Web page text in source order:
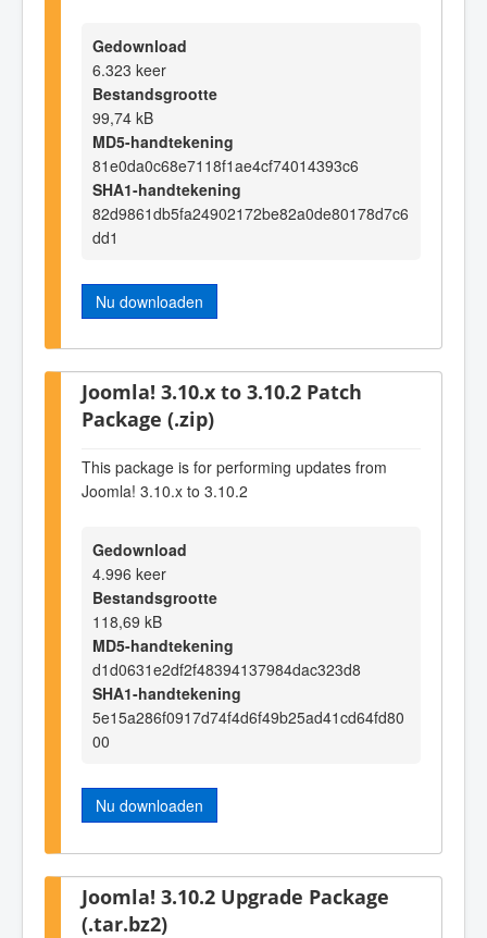
Gedownload
6.323 keer
Bestandsgrootte
99,74 kB
MD5-handtekening
81e0da0c68e7118f1ae4cf74014393c6
SHA1-handtekening
82d9861db5fa24902172be82a0de80178d7c6
dd1
Nu downloaden
Joomla! 3.10.x to 3.10.2 Patch
Package (.zip)
This package is for performing updates from
Joomla! 3.10.x to 3.10.2
Gedownload
4.996 keer
Bestandsgrootte
118,69 kB
MD5-handtekening
d1d0631e2df2f48394137984dac323d8
SHA1-handtekening
5e15a286f0917d74f4d6f49b25ad41cd64fd80
00
Nu downloaden
Joomla! 3.10.2 Upgrade Package
(.tar.bz2)